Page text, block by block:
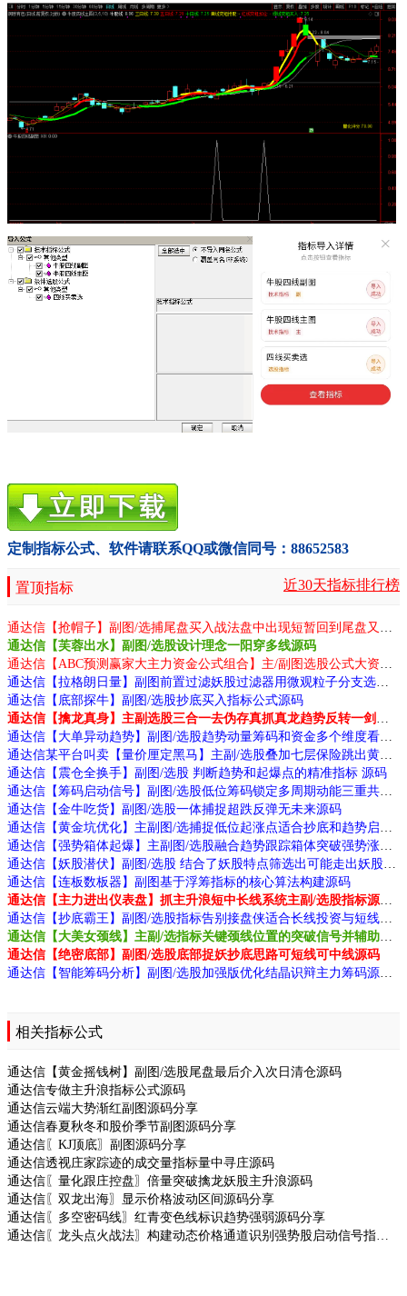
定制指标公式、软件请联系QQ或微信同号：88652583
置顶指标 近30天指标排行榜
通达信【芙蓉出水】副图/选股设计理念一阳穿多线源码
通达信【底部探牛】副图/选股抄底买入指标公式源码
通达信【震仓全换手】副图/选股 判断趋势和起爆点的精准指标 源码
通达信【金牛吃货】副图/选股一体捕捉超跌反弹无未来源码
通达信【连板数板器】副图基于浮筹指标的核心算法构建源码
通达信【绝密底部】副图/选股底部捉妖抄底思路可短线可中线源码
相关指标公式
通达信【黄金摇钱树】副图/选股尾盘最后介入次日清仓源码
通达信专做主升浪指标公式源码
通达信云端大势渐红副图源码分享
通达信春夏秋冬和股价季节副图源码分享
通达信〖KJ顶底〗副图源码分享
通达信透视庄家踪迹的成交量指标量中寻庄源码
通达信〖量化跟庄控盘〗倍量突破擒龙妖股主升浪源码
通达信〖双龙出海〗显示价格波动区间源码分享
通达信〖多空密码线〗红青变色线标识趋势强弱源码分享